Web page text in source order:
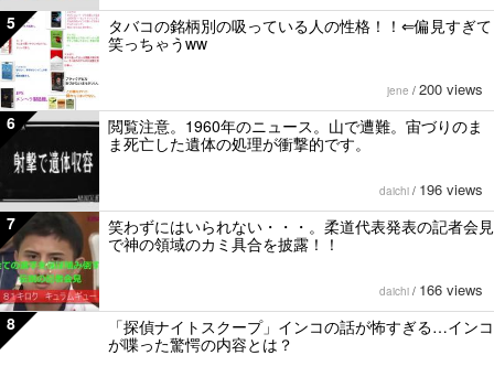
5
タバコの銘柄別の吸っている人の性格！！⇐偏見すぎて
笑っちゃうww
jene / 200 views
6
閲覧注意。1960年のニュース。山で遭難。宙づりのま
ま死亡した遺体の処理が衝撃的です。
daichi / 196 views
7
笑わずにはいられない・・・。柔道代表発表の記者会見
で神の領域のカミ具合を披露！！
daichi / 166 views
8
「探偵ナイトスクープ」インコの話が怖すぎる…インコ
が喋った驚愕の内容とは？